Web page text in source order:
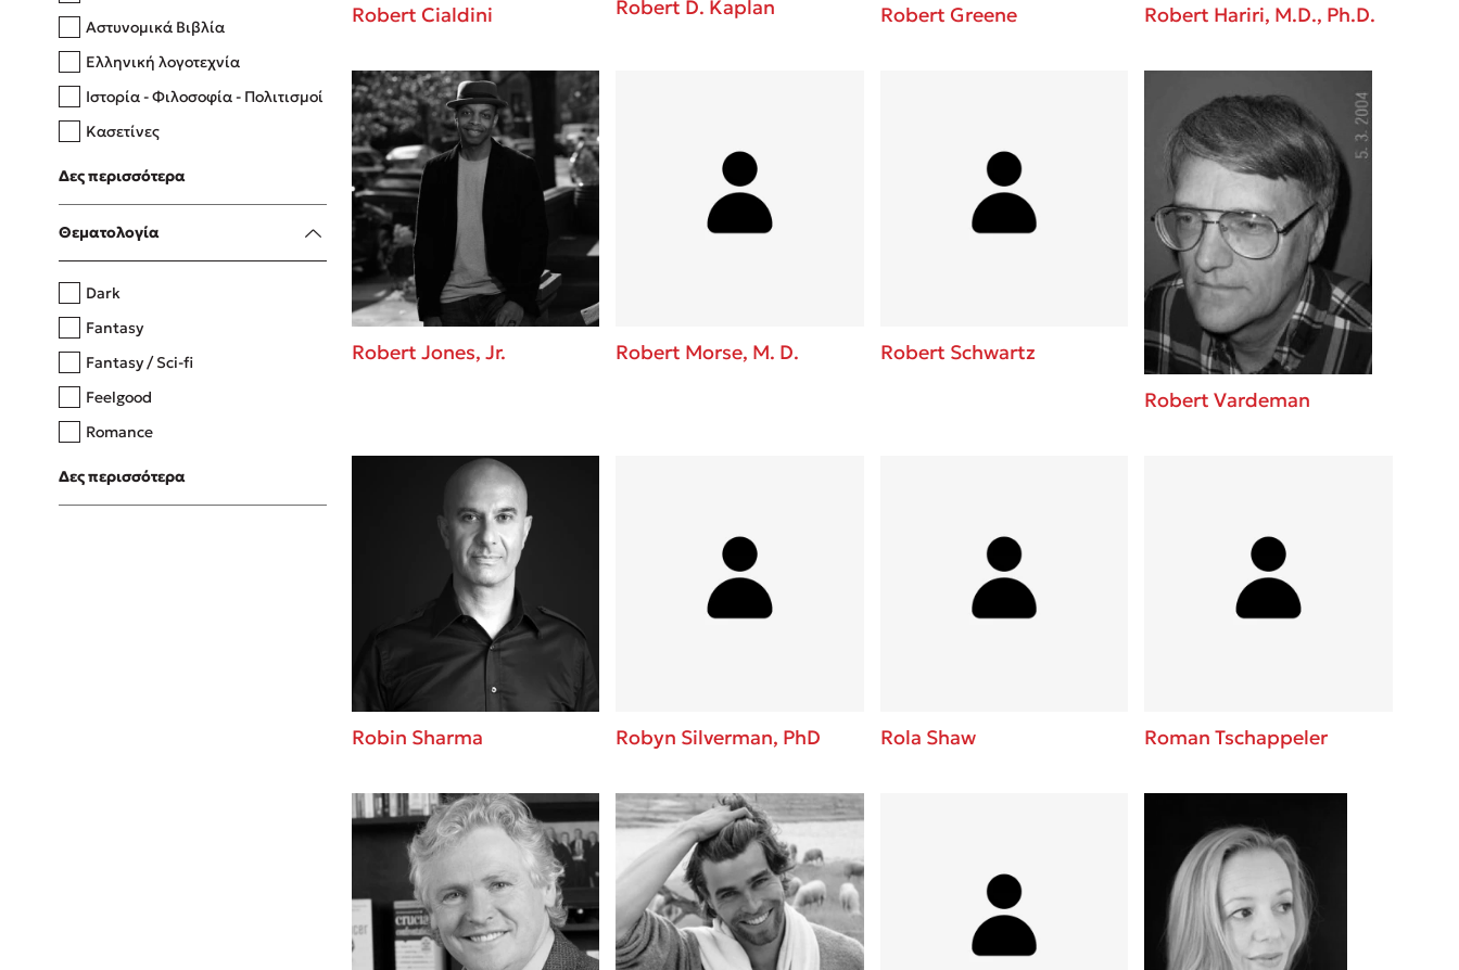
Δανάη Δεληγεώργη
Πάνω, κάτω, μπροστά, πίσω
Η μέθοδος Αφήστε τους
Αστυνομικά Βιβλία
Ελληνική λογοτεχνία
Ιστορία - Φιλοσοφία - Πολιτισμοί
Κασετίνες
Λευκώματα - Έγχρωμοι οδηγοί
Μαγειρική
Δες περισσότερα
Θεματολογία
Dark
Fantasy
Fantasy / Sci-fi
Feelgood
Romance
Upmarket
Young Adult
Δες περισσότερα
Robert Cialdini Robert D. Kaplan Robert Greene Robert Hariri, M.D., Ph.D.
Robert Jones, Jr. Robert Morse, M. D.
Robert Schwartz
Robert Vardeman
Robin Sharma Robyn Silverman, PhD Rola Shaw Roman Tschappeler